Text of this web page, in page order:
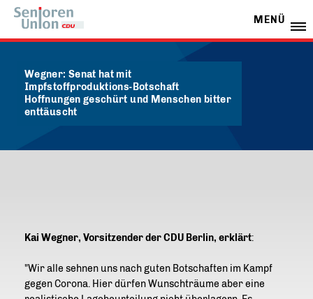
MENÜ
Wegner: Senat hat mit
Impfstoffproduktions-Botschaft
Hoffnungen geschürt und Menschen bitter
enttäuscht
Kai Wegner, Vorsitzender der CDU Berlin, erklärt:
"Wir alle sehnen uns nach guten Botschaften im Kampf
gegen Corona. Hier dürfen Wunschträume aber eine